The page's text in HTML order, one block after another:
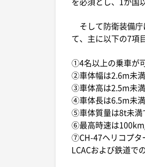
そして防衛装備庁
て、主に以下の7項
①4名以上の乗車が
②車体幅は2.6m未
③車体高は2.5m未
④車体長は6.5m未
⑤車体質量は8t未満
⑥最高時速は
⑦CH-47ヘリコプタ
LCACおよび鉄道で